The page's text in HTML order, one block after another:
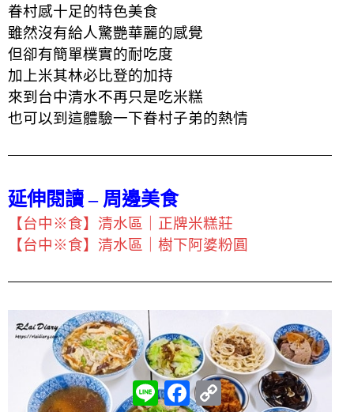
眷村感十足的特色美食
雖然沒有給人驚艷華麗的感覺
但卻有簡單樸實的耐吃度
加上米其林必比登的加持
來到台中清水不再只是吃米糕
也可以到這體驗一下眷村子弟的熱情
延伸閱讀 – 周邊美食
【台中※食】清水區｜正牌米糕莊
【台中※食】清水區｜樹下阿婆粉圓
L
i
F
a
C
o